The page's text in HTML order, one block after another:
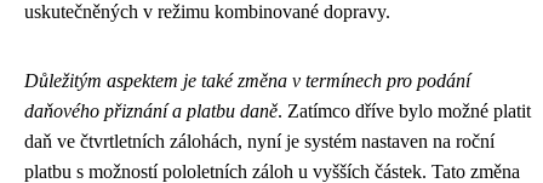
uskutečněných v režimu kombinované dopravy.
Důležitým aspektem je také změna v termínech pro podání
daňového přiznání a platbu daně. Zatímco dříve bylo možné platit
daň ve čtvrtletních zálohách, nyní je systém nastaven na roční
platbu s možností pololetních záloh u vyšších částek. Tato změna